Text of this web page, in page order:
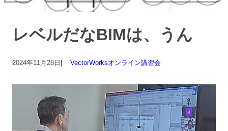
レベルだなBIMは、うん
2024年11月28日 VectorWorksオンライン講習会